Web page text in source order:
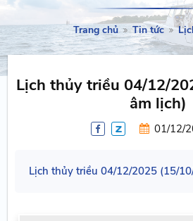
Trang chủ Tin tức
Lịch thủy triều 04/12/
âm lịch)
01/12/
Lịch thủy triều 04/12/2025 (15/